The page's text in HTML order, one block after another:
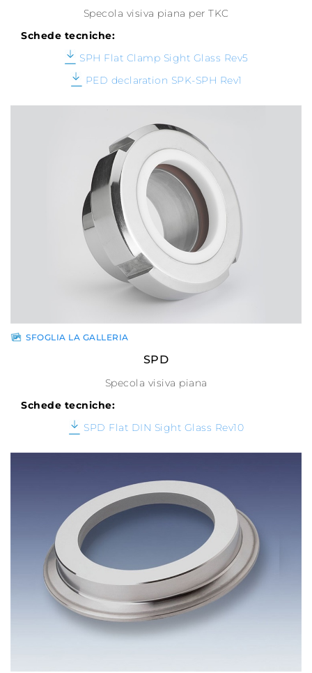
Specola visiva piana per TKC
Schede tecniche:
SPH Flat Clamp Sight Glass Rev5
PED declaration SPK-SPH Rev1
SFOGLIA LA GALLERIA
SPD
Specola visiva piana
Schede tecniche:
SPD Flat DIN Sight Glass Rev10